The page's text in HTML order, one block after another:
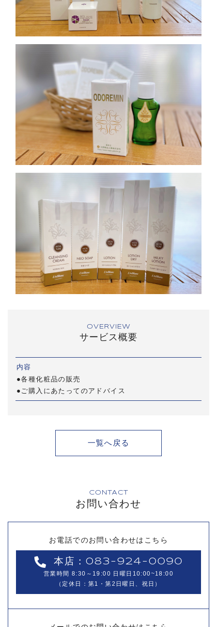
OVERVIEW
サービス概要
内容
●各種化粧品の販売
●ご購入にあたってのアドバイス
一覧へ戻る
CONTACT
お問い合わせ
お電話でのお問い合わせはこちら
本店：083-924-0090
営業時間 8:30～19:00 日曜日10:00~18:00
（定休日：第1・第2日曜日、祝日）